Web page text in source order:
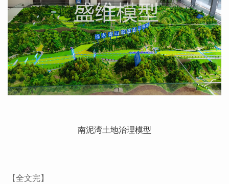
南泥湾土地治理模型
【全文完】